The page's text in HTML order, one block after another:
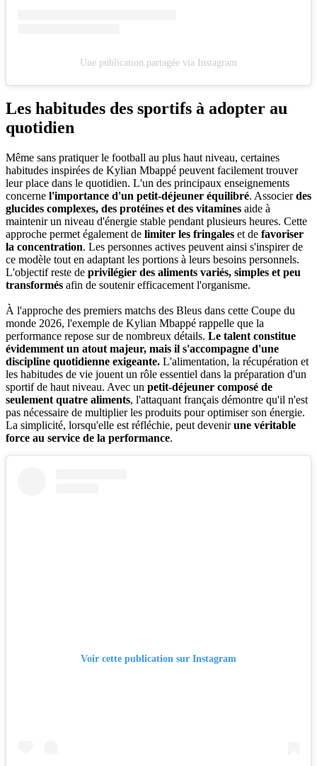
Une publication partagée via Instagram
Les habitudes des sportifs à adopter au
quotidien
Même sans pratiquer le football au plus haut niveau, certaines
habitudes inspirées de Kylian Mbappé peuvent facilement trouver
leur place dans le quotidien. L'un des principaux enseignements
concerne l'importance d'un petit-déjeuner équilibré. Associerdes
glucides complexes, des protéines et des vitamines aide à
maintenir un niveau d'énergie stable pendant plusieurs heures. Cette
approche permet également de limiter les fringales et de favoriser
la concentration. Les personnes actives peuvent ainsi s'inspirer de
ce modèle tout en adaptant les portions à leurs besoins personnels.
L'objectif reste de privilégier des aliments variés, simples et peu
transformés afin de soutenir efficacement l'organisme.
À l'approche des premiers matchs des Bleus dans cette Coupe du
monde 2026, l'exemple de Kylian Mbappé rappelle que la
performance repose sur de nombreux détails. Le talent constitue
évidemment un atout majeur, mais il s'accompagne d'une
discipline quotidienne exigeante. L'alimentation, la récupération et
les habitudes de vie jouent un rôle essentiel dans la préparation d'un
sportif de haut niveau. Avec un petit-déjeuner composé de
seulement quatre aliments, l'attaquant français démontre qu'il n'est
pas nécessaire de multiplier les produits pour optimiser son énergie.
La simplicité, lorsqu'elle est réfléchie, peut devenirune véritable
force au service de la performance.
Voir cette publication sur Instagram